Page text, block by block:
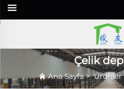
Çelik
Ana Sayfa>Ürünler